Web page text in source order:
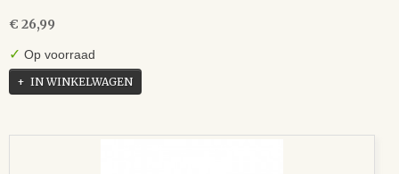
€ 26,99
✓ Op voorraad
IN WINKELWAGEN